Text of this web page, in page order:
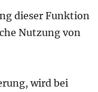
dieser Funktion
Nutzung von
wird bei